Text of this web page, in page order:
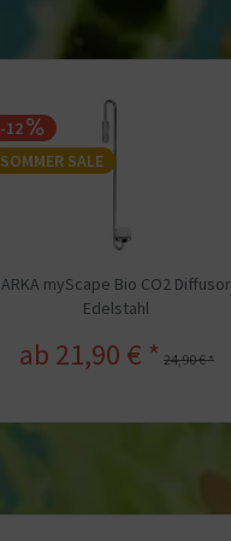
-12
SOMMER SALE
ARKA myScape Bio CO2 Diffusor
Edelstahl
ab 21,90 € * 24,90 € *